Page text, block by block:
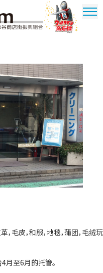
毛皮，和服，地毯，蒲团，毛绒玩
月至6月的托管。